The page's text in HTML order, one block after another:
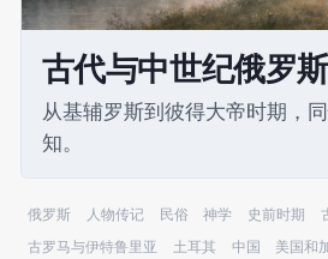
古代与中世纪俄罗
从基辅罗斯到彼得大帝时期，
知。
俄罗斯 人物传记 民俗 神学 史前时期
古罗马与伊特鲁里亚
土耳其 中国 美国和